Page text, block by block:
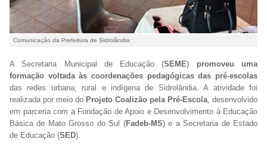
Comunicação da Prefeitura de Sidrolândia
A Secretaria Municipal de Educação (SEME) promoveu uma
formação voltada às coordenações pedagógicas das pré-escolas
das redes urbana, rural e indígena de Sidrolândia. A atividade foi
realizada por meio do Projeto Coalizão pela Pré-Escola, desenvolvido
em parceria com a Fundação de Apoio e Desenvolvimento à Educação
Básica de Mato Grosso do Sul (Fadeb-MS) e a Secretaria de Estado
de Educação (SED).